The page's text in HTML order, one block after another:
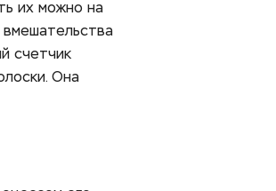
их можно на
счетчик
Она